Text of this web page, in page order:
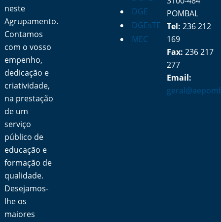
neste
Agrupamento.
Contamos
com o vosso
empenho,
dedicação e
criatividade,
na prestação
de um
serviço
público de
educação e
formação de
qualidade.
Desejamos-
lhe os
maiores
DGE
DGEsTE
MEC
POMBAL
Tel: 236 212
169
Fax: 236 217
277
Email: